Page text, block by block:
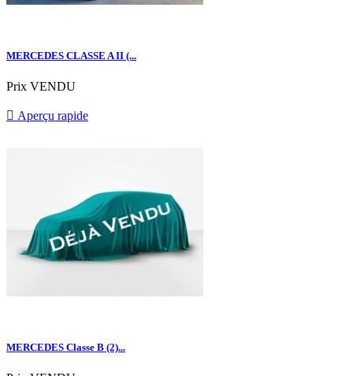
MERCEDES CLASSE A II (...
Prix VENDU
 Aperçu rapide
MERCEDES Classe B (2)...